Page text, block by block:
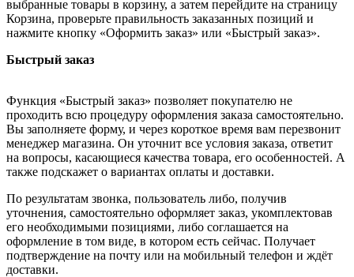
выбранные товары в корзину, а затем перейдите на страницу
Корзина, проверьте правильность заказанных позиций и
нажмите кнопку «Оформить заказ» или «Быстрый заказ».
Быстрый заказ
Функция «Быстрый заказ» позволяет покупателю не
проходить всю процедуру оформления заказа самостоятельно.
Вы заполняете форму, и через короткое время вам перезвонит
менеджер магазина. Он уточнит все условия заказа, ответит
на вопросы, касающиеся качества товара, его особенностей. А
также подскажет о вариантах оплаты и доставки.
По результатам звонка, пользователь либо, получив
уточнения, самостоятельно оформляет заказ, укомплектовав
его необходимыми позициями, либо соглашается на
оформление в том виде, в котором есть сейчас. Получает
подтверждение на почту или на мобильный телефон и ждёт
доставки.